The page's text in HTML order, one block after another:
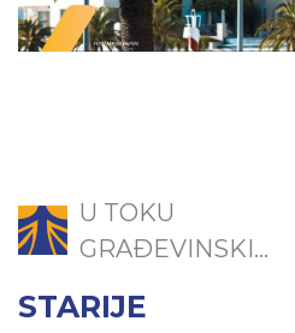
U TOKU
GRAĐEVINSKI...
STARIJE